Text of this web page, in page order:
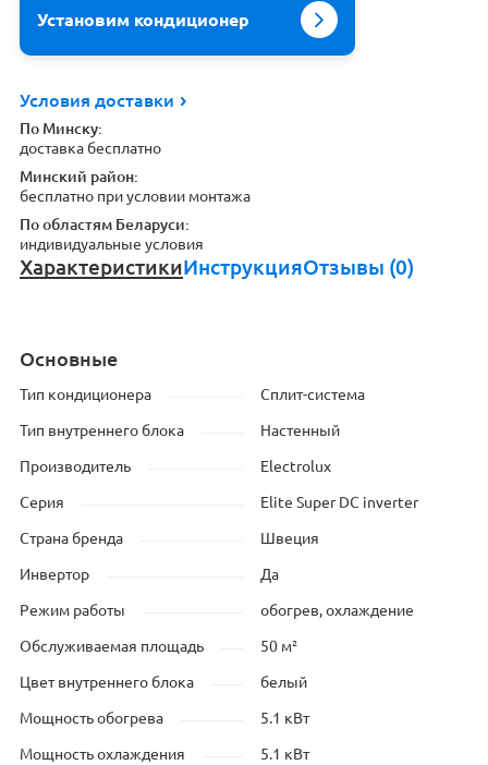
Установим кондиционер
Условия доставки
По Минску:
доставка бесплатно
Минский район:
бесплатно при условии монтажа
По областям Беларуси:
индивидуальные условия
ХарактеристикиИнструкцияОтзывы (0)
Основные
Тип кондиционера Сплит-система
Тип внутреннего блока Настенный
Производитель Electrolux
Серия Elite Super DC inverter
Страна бренда Швеция
Инвертор Да
Режим работы обогрев, охлаждение
Обслуживаемая площадь 50 м²
Цвет внутреннего блока белый
Мощность обогрева 5.1 кВт
Мощность охлаждения 5.1 кВт